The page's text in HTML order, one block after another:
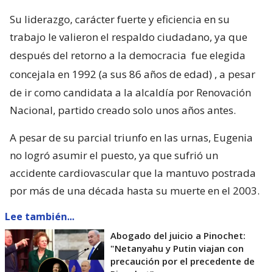
Su liderazgo, carácter fuerte y eficiencia en su
trabajo le valieron el respaldo ciudadano, ya que
después del retorno a la democracia fue elegida
concejala en 1992 (a sus 86 años de edad) , a pesar
de ir como candidata a la alcaldía por Renovación
Nacional, partido creado solo unos años antes.
A pesar de su parcial triunfo en las urnas, Eugenia
no logró asumir el puesto, ya que sufrió un
accidente cardiovascular que la mantuvo postrada
por más de una década hasta su muerte en el 2003.
Lee también...
Abogado del juicio a Pinochet:
"Netanyahu y Putin viajan con
precaución por el precedente de